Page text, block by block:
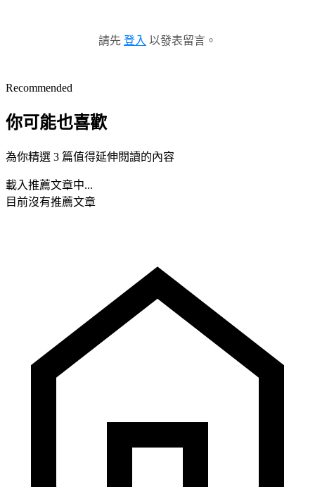
請先 登入 以發表留言。
Recommended
你可能也喜歡
為你精選 3 篇值得延伸閱讀的內容
載入推薦文章中...
目前沒有推薦文章